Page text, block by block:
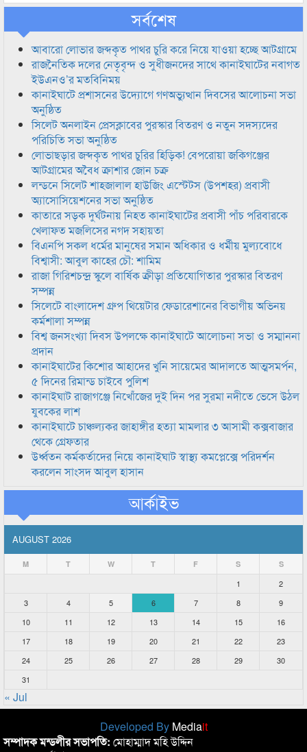
সর্বশেষ
আবারো লোভার জব্দকৃত পাথর চুরি করে নিয়ে যাওয়া হচ্ছে আটগ্রামে
রাজনৈতিক দলের নেতৃবৃন্দ ও সুধীজনদের সাথে কানাইঘাটের নবাগত
ইউএনও’র মতবিনিময়
কানাইঘাটে প্রশাসনের উদ্যোগে গণঅভ্যুত্থান দিবসের আলোচনা সভা
অনুষ্ঠিত
সিলেট অনলাইন প্রেসক্লাবের পুরস্কার বিতরণ ও নতুন সদস্যদের
পরিচিতি সভা অনুষ্ঠিত
লোভাছড়ার জব্দকৃত পাথর চুরির হিড়িক! বেপরোয়া জকিগঞ্জের
আটগ্রামের অবৈধ ক্রাশার জোন চক্র
লন্ডনে সিলেট শাহজালাল হাউজিং এস্টেটস (উপশহর) প্রবাসী
অ্যাসোসিয়েশনের সভা অনুষ্ঠিত
কাতারে সড়ক দুর্ঘটনায় নিহত কানাইঘাটের প্রবাসী পাঁচ পরিবারকে
খেলাফত মজলিসের নগদ সহায়তা
বিএনপি সকল ধর্মের মানুষের সমান অধিকার ও ধর্মীয় মুল্যবোধে
বিশ্বাসী: আবুল কাহের চৌ: শামিম
রাজা গিরিশচন্দ্র স্কুলে বার্ষিক ক্রীড়া প্রতিযোগিতার পুরস্কার বিতরণ
সম্পন্ন
সিলেটে বাংলাদেশ গ্রুপ থিয়েটার ফেডারেশানের বিভাগীয় অভিনয়
কর্মশালা সম্পন্ন
বিশ্ব জনসংখ্যা দিবস উপলক্ষে কানাইঘাটে আলোচনা সভা ও সম্মাননা
প্রদান
কানাইঘাটের কিশোর আহাদের খুনি সায়েমের আদালতে আত্মসমর্পন,
৫ দিনের রিমান্ড চাইবে পুলিশ
কানাইঘাট রাজাগঞ্জে নিখোঁজের দুই দিন পর সুরমা নদীতে ভেসে উঠল
যুবকের লাশ
কানাইঘাটে চাঞ্চল্যকর জাহাঙ্গীর হত্যা মামলার ৩ আসামী কক্সবাজার
থেকে গ্রেফতার
উর্ধ্বতন কর্মকর্তাদের নিয়ে কানাইঘাট স্বাস্থ্য কমপ্লেক্সে পরিদর্শন
করলেন সাংসদ আবুল হাসান
আর্কাইভ
AUGUST 2026
M T W T F S S
1
2
3
4 5 6 7 8
9
10
11 12 13 14 15
16
17
18 19 20 21 22
23
24
25 26 27 28 29
30
31
« Jul
Developed By Mediait
সম্পাদক মন্ডলীর সভাপতি: মোহাম্মাদ মহি উদ্দিন